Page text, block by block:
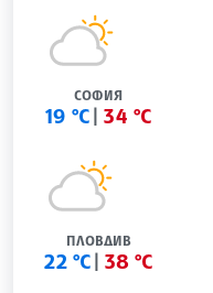
СОФИЯ
19 °C 34 °C
ПЛОВДИВ
22 °C 38 °C